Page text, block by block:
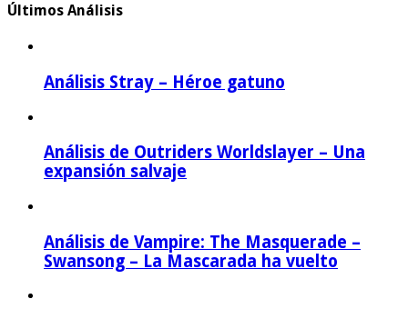
Últimos Análisis
Análisis Stray – Héroe gatuno
Análisis de Outriders Worldslayer – Una
expansión salvaje
Análisis de Vampire: The Masquerade –
Swansong – La Mascarada ha vuelto